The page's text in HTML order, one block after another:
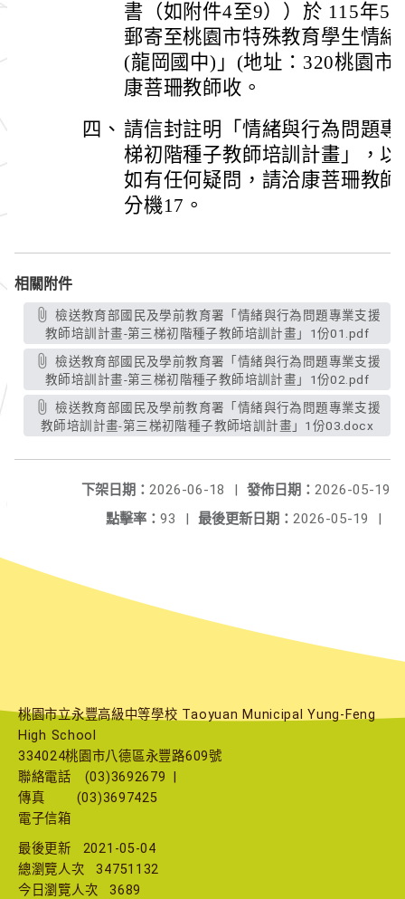
書（如附件4至9））於 115年5
郵寄至桃園市特殊教育學生情
(龍岡國中)」(地址：320桃園市
康菩珊教師收。
四、 請信封註明「情緒與行為問題
梯初階種子教師培訓計畫」，
如有任何疑問，請洽康菩珊教
分機17。
相關附件
檢送教育部國民及學前教育署「情緒與行為問題專業支援
教師培訓計畫-第三梯初階種子教師培訓計畫」1份01.pdf
檢送教育部國民及學前教育署「情緒與行為問題專業支援
教師培訓計畫-第三梯初階種子教師培訓計畫」1份02.pdf
檢送教育部國民及學前教育署「情緒與行為問題專業支援
教師培訓計畫-第三梯初階種子教師培訓計畫」1份03.docx
發佈日期： 2026-05-19
下架日期： 2026-06-18
|
最後更新日期： 2026-05-19 |
點擊率： 93 |
桃園市立永豐高級中等學校 Taoyuan Municipal Yung-Feng
High School
334024桃園市八德區永豐路609號
聯絡電話
(03)3692679
傳真
(03)3697425
電子信箱
最後更新
2021-05-04
總瀏覽人次
34751132
今日瀏覽人次
3689